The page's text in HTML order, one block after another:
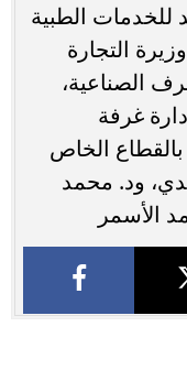
الطبية
التجارة
الصناعية،
غرفة
الخاص
ود. محمد
الأسمر